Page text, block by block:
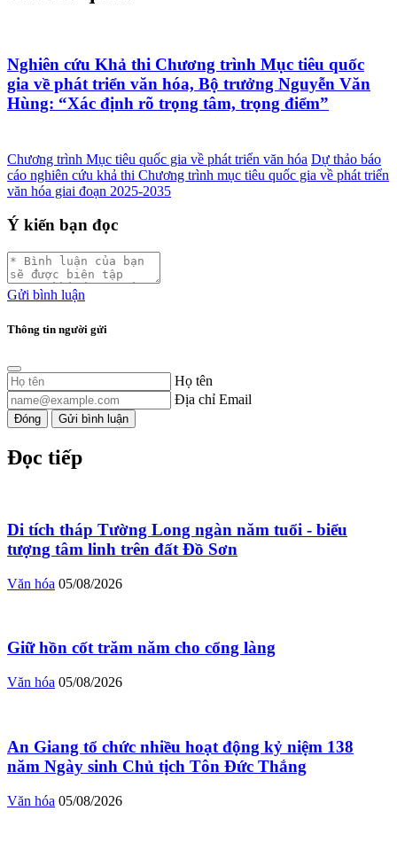
Nghiên cứu Khả thi Chương trình Mục tiêu quốc
gia về phát triển văn hóa, Bộ trưởng Nguyễn Văn
Hùng: “Xác định rõ trọng tâm, trọng điểm”
Chương trình Mục tiêu quốc gia về phát triển văn hóa Dự thảo báo
cáo nghiên cứu khả thi Chương trình mục tiêu quốc gia về phát triển
văn hóa giai đoạn 2025-2035
Ý kiến bạn đọc
Gửi bình luận
Thông tin người gửi
Họ tên
Địa chỉ Email
Đóng Gửi bình luận
Đọc tiếp
Di tích tháp Tường Long ngàn năm tuổi - biểu
tượng tâm linh trên đất Đồ Sơn
Văn hóa 05/08/2026
Giữ hồn cốt trăm năm cho cổng làng
Văn hóa 05/08/2026
An Giang tổ chức nhiều hoạt động kỷ niệm 138
năm Ngày sinh Chủ tịch Tôn Đức Thắng
Văn hóa 05/08/2026